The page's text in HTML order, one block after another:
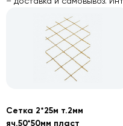
Сетка 2*25м т.2мм
яч.50*50мм пласт